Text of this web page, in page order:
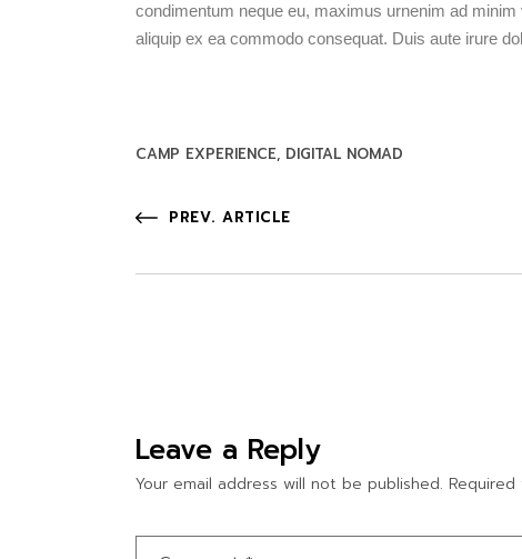
condimentum neque eu, maximus urnenim ad
aliquip ex ea commodo consequat. Duis aute irure
CAMP EXPERIENCE DIGITAL NOMAD
PREV. ARTICLE
Leave a Reply
Your email address will not be published.